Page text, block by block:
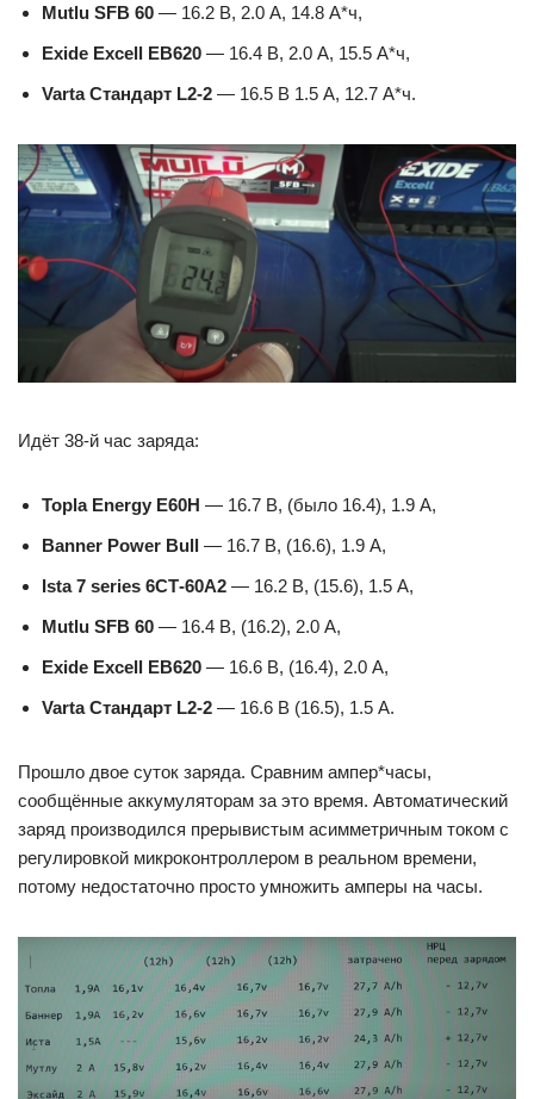
Mutlu SFB 60 — 16.2 В, 2.0 А, 14.8 А*ч,
Exide Excell EB620 — 16.4 В, 2.0 А, 15.5 А*ч,
Varta Стандарт L2-2 — 16.5 В 1.5 A, 12.7 А*ч.
Идёт 38-й час заряда:
Topla Energy E60H — 16.7 В, (было 16.4), 1.9 А,
Banner Power Bull — 16.7 В, (16.6), 1.9 А,
Ista 7 series 6СТ-60А2 — 16.2 В, (15.6), 1.5 А,
Mutlu SFB 60 — 16.4 В, (16.2), 2.0 А,
Exide Excell EB620 — 16.6 В, (16.4), 2.0 А,
Varta Стандарт L2-2 — 16.6 В (16.5), 1.5 A.
Прошло двое суток заряда. Сравним ампер*часы,
сообщённые аккумуляторам за это время. Автоматический
заряд производился прерывистым асимметричным током с
регулировкой микроконтроллером в реальном времени,
потому недостаточно просто умножить амперы на часы.